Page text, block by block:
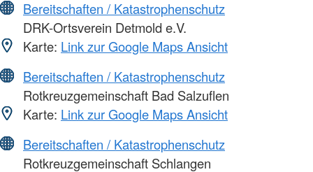
Bereitschaften / Katastrophenschutz
DRK-Ortsverein Detmold e.V.
Karte: Link zur Google Maps Ansicht
Bereitschaften / Katastrophenschutz
Rotkreuzgemeinschaft Bad Salzuflen
Karte: Link zur Google Maps Ansicht
Bereitschaften / Katastrophenschutz
Rotkreuzgemeinschaft Schlangen